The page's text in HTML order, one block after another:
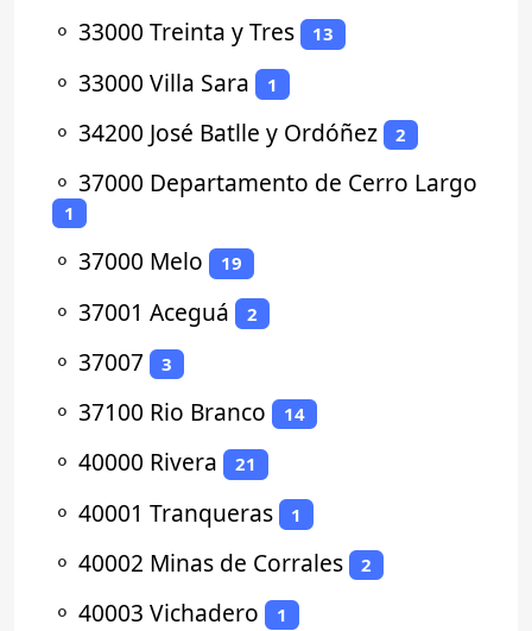
⚬ 33000 Treinta y Tres 13
⚬ 33000 Villa Sara 1
⚬ 34200 José Batlle y Ordóñez 2
⚬ 37000 Departamento de Cerro Largo
1
⚬ 37000 Melo 19
⚬ 37001 Aceguá 2
⚬ 37007 3
⚬ 37100 Rio Branco 14
⚬ 40000 Rivera 21
⚬ 40001 Tranqueras 1
⚬ 40002 Minas de Corrales 2
⚬ 40003 Vichadero 1